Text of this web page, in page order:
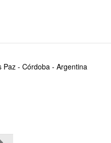
- Córdoba - Argentina